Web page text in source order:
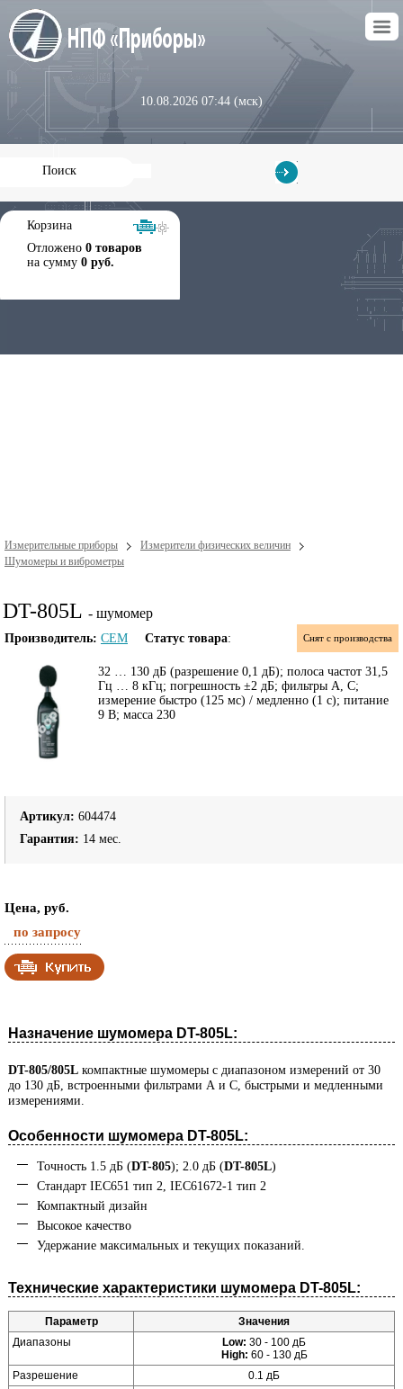
10.08.2026 07:44 (мск)
Корзина
Отложено 0 товаров
на сумму 0 руб.
Измерительные приборы
Измерители физических величин
Шумомеры и виброметры
DT-805L - шумомер
Производитель: CEM Статус товара: Снят с производства
32 … 130 дБ (разрешение 0,1 дБ); полоса частот 31,5
Гц … 8 кГц; погрешность ±2 дБ; фильтры А, С;
измерение быстро (125 мс) / медленно (1 с); питание
9 В; масса 230
Артикул: 604474
Гарантия: 14 мес.
Цена, руб.
по запросу
Назначение шумомера DT-805L:
DT-805/805L компактные шумомеры с диапазоном измерений от 30
до 130 дБ, встроенными фильтрами А и С, быстрыми и медленными
измерениями.
Особенности шумомера DT-805L:
Точность 1.5 дБ (DT-805); 2.0 дБ (DT-805L)
Стандарт IEC651 тип 2, IEC61672-1 тип 2
Компактный дизайн
Высокое качество
Удержание максимальных и текущих показаний.
Технические характеристики шумомера DT-805L:
Параметр
Значения
Диапазоны
Low: 30 - 100 дБ
High: 60 - 130 дБ
Разрешение
0.1 дБ